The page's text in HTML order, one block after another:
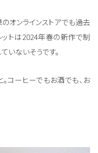
オンラインストアでも過去
ットは2024年春の新作で制
いないそうです。
コーヒーでもお酒でも、お